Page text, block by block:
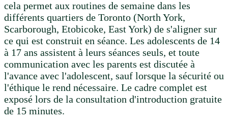
cela permet aux routines de semaine dans les
différents quartiers de Toronto (North York,
Scarborough, Etobicoke, East York) de s'aligner sur
ce qui est construit en séance. Les adolescents de 14
à 17 ans assistent à leurs séances seuls, et toute
communication avec les parents est discutée à
l'avance avec l'adolescent, sauf lorsque la sécurité ou
l'éthique le rend nécessaire. Le cadre complet est
exposé lors de la consultation d'introduction gratuite
de 15 minutes.